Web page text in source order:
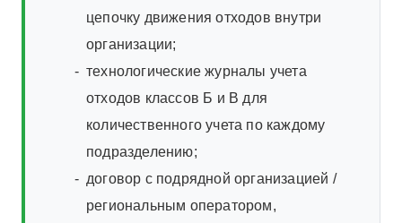
цепочку движения отходов внутри
организации;
технологические журналы учета
отходов классов Б и В для
количественного учета по каждому
подразделению;
договор с подрядной организацией /
региональным оператором,